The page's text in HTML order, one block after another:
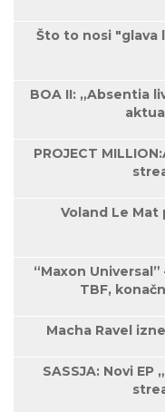
Što to nosi "glava
BOA II: „Absentia
PROJECT
Voland Le Mat
“Maxon
TBF,
Macha Ravel
SASSJA: Novi